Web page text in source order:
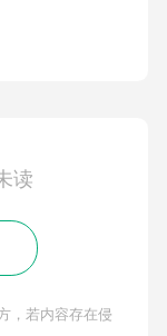
读
，若内容存在侵